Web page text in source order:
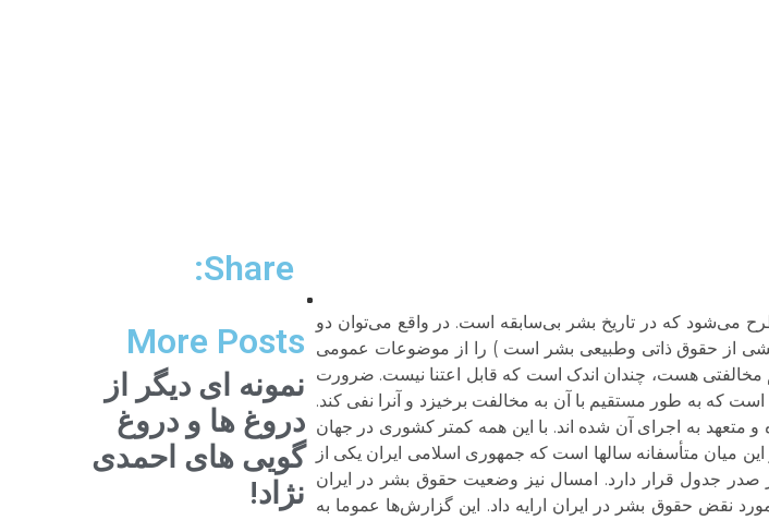
می‌شود که در تاریخ بشر بی‌سابقه است. در واقع می‌توان دو
از حقوق ذاتی وطبیعی بشر است ) را از موضوعات عمومی
هست، چندان اندک است که قابل اعتنا نیست. ضرورت
که به طور مستقیم با آن به مخالفت برخیزد و آنرا نفی کند.
متعهد به اجرای آن شده اند. با این همه کمتر کشوری در جهان
میان متأسفانه سالها است که جمهوری اسلامی ایران یکی از
جدول قرار دارد. امسال نیز وضعیت حقوق بشر در ایران
نقض حقوق بشر در ایران ارایه داد. این گزارش‌ها عموما به
Share:
More Posts
نمونه ای دیگر از
دروغ ها و دروغ
گویی های احمدی
نژاد!